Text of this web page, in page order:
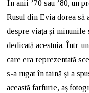
În anii ’70 sau ’80, un
Rusul din Evia dorea să
despre viața și minunile
dedicată acestuia. Într-
care era reprezentată
s-a rugat în taină și a
această farfurie, aș